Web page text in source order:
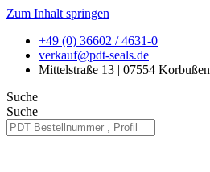
Zum Inhalt springen
+49 (0) 36602 / 4631-0
verkauf@pdt-seals.de
Mittelstraße 13 | 07554 Korbußen
Suche
Suche